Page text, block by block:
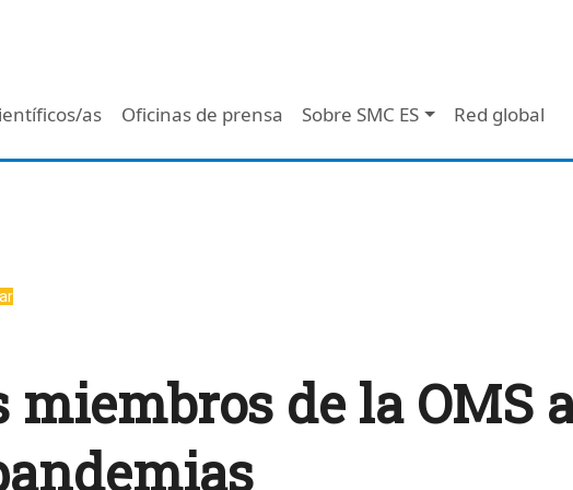
- Header
as Oficinas de prensa Sobre SMC ES Red global
miembros de la OMS